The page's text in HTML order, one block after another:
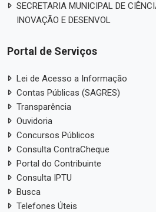
SECRETARIA MUNICIPAL DE
INOVAÇÃO E DESENVOL
Portal de Serviços
Lei de Acesso a Informação
Contas Públicas (SAGRES)
Transparência
Ouvidoria
Concursos Públicos
Consulta ContraCheque
Portal do Contribuinte
Consulta IPTU
Busca
Telefones Úteis